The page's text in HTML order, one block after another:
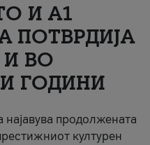
И A1
ПОТВРДИЈА
И ВО
ГОДИНИ
најавува продолжената
културен